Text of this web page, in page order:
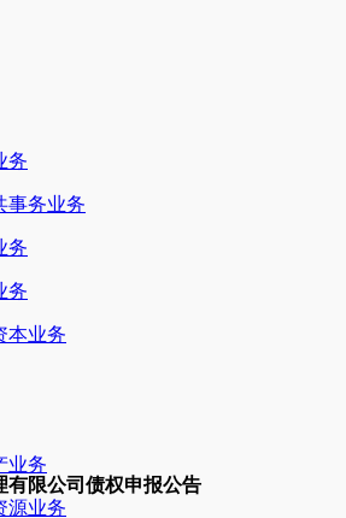
务
事务业务
务
务
本业务
业务
源业务
有限公司债权申报公告